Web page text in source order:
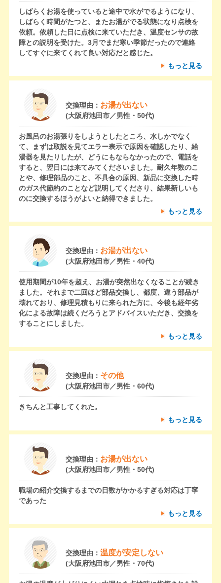
しばらくお湯を使っていると途中で水がでるようになり、
しばらく時間がたつと、またお湯がでる状態になり点検を
依頼。依頼した日に点検に来ていただき、温度センサの故
障との説明を受けた。3月でまだ寒い季節だったので連絡
してすぐに来てくれて良い対応だと感じた。
もっと見る
交換理由： お湯が出ない
(大阪府池田市／男性・50代)
お風呂のお湯張りをしようとしたところ、水しかでなく
て、まずは取説を見てエラー表示で原因を確認したり、給
湯器を見たりしたが、どうにもならなかったので、電話を
すると、翌日には来てみてくださいました。耐久年数のこ
とや、修理部品のこと、不具合の原因、新品に交換した時
のガス代節約のことなど説明してくださり、結果新しいも
のに交換するほうがよいと納得できました。
もっと見る
交換理由： お湯が出ない
(大阪府池田市／男性・40代)
使用期間が10年を超え、お湯が突然出なくなることが続き
ました。それまで二回ほど部品交換し、都度、違う部品が
壊れており、修理見積もりに来られた方に、今後も経年劣
化による故障は続くだろうとアドバイスいただき、交換を
することにしました。
もっと見る
交換理由： その他
(大阪府池田市／男性・60代)
きちんと工事してくれた。
もっと見る
交換理由： お湯が出ない
(大阪府池田市／男性・50代)
職場の紹介交換するまでの日数がかかるすぎる対応は丁寧
であった
もっと見る
交換理由： 温度が安定しない
(大阪府池田市／男性・70代)